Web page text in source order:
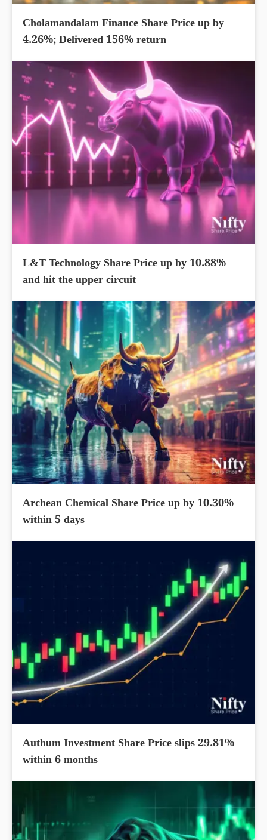
Cholamandalam Finance Share Price up by
4.26%; Delivered 156% return
L&T Technology Share Price up by 10.88%
and hit the upper circuit
Archean Chemical Share Price up by 10.30%
within 5 days
Authum Investment Share Price slips 29.81%
within 6 months